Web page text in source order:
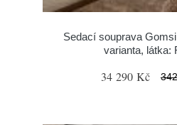
Sedací souprava
varianta, látka:
34 290 Kč